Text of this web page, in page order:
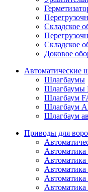
Складское
Складское
Доковое
Автоматические
Шлагбаумы
Шлагбаумы
Шлагбаум
Шлагбаум
Шлагбаум
Приводы для
Автоматика
Автоматика
Автоматика
Автоматика